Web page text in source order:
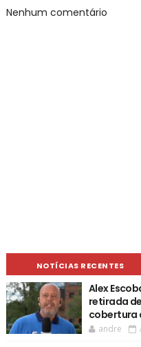
Nenhum comentário
NOTÍCIAS RECENTES
Alex
retirada
cobertura
andre